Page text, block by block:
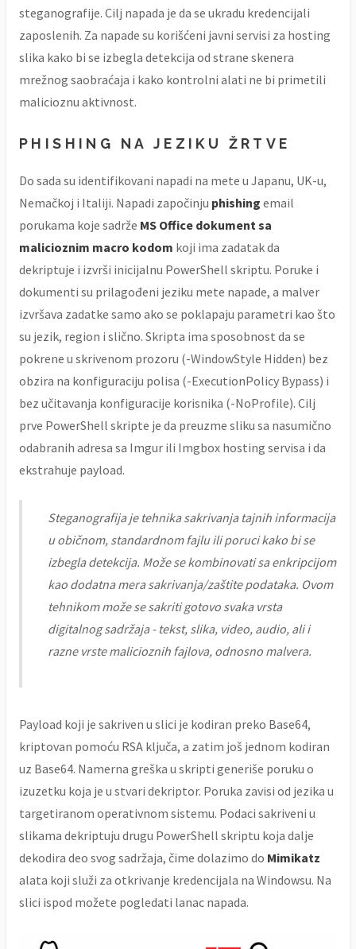
steganografije. Cilj napada je da se ukradu kredencijali
zaposlenih. Za napade su korišćeni javni servisi za hosting
slika kako bi se izbegla detekcija od strane skenera
mrežnog saobraćaja i kako kontrolni alati ne bi primetili
malicioznu aktivnost.
PHISHING NA JEZIKU ŽRTVE
Do sada su identifikovani napadi na mete u Japanu, UK-u,
Nemačkoj i Italiji. Napadi započinju phishing email
porukama koje sadrže MS Office dokument sa
malicioznim macro kodom koji ima zadatak da
dekriptuje i izvrši inicijalnu PowerShell skriptu. Poruke i
dokumenti su prilagođeni jeziku mete napade, a malver
izvršava zadatke samo ako se poklapaju parametri kao što
su jezik, region i slično. Skripta ima sposobnost da se
pokrene u skrivenom prozoru (-WindowStyle Hidden) bez
obzira na konfiguraciju polisa (-ExecutionPolicy Bypass) i
bez učitavanja konfiguracije korisnika (-NoProfile). Cilj
prve PowerShell skripte je da preuzme sliku sa nasumično
odabranih adresa sa Imgur ili Imgbox hosting servisa i da
ekstrahuje payload.
Steganografija je tehnika sakrivanja tajnih informacija
u običnom, standardnom fajlu ili poruci kako bi se
izbegla detekcija. Može se kombinovati sa enkripcijom
kao dodatna mera sakrivanja/zaštite podataka. Ovom
tehnikom može se sakriti gotovo svaka vrsta
digitalnog sadržaja - tekst, slika, video, audio, ali i
razne vrste malicioznih fajlova, odnosno malvera.
Payload koji je sakriven u slici je kodiran preko Base64,
kriptovan pomoću RSA ključa, a zatim još jednom kodiran
uz Base64. Namerna greška u skripti generiše poruku o
izuzetku koja je u stvari dekriptor. Poruka zavisi od jezika u
targetiranom operativnom sistemu. Podaci sakriveni u
slikama dekriptuju drugu PowerShell skriptu koja dalje
dekodira deo svog sadržaja, čime dolazimo do Mimikatz
alata koji služi za otkrivanje kredencijala na Windowsu. Na
slici ispod možete pogledati lanac napada.